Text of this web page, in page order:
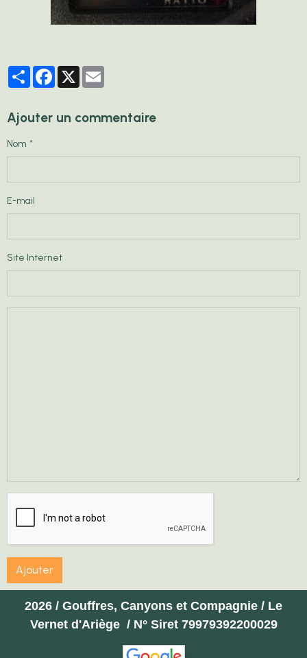
PartagerFacebook
X
Ajouter un commentaire
Nom
E-mail
Site Internet
Ajouter
2026 / Gouffres, Canyons et Compagnie / Le
Vernet d'Ariège / N° Siret 79979392200029